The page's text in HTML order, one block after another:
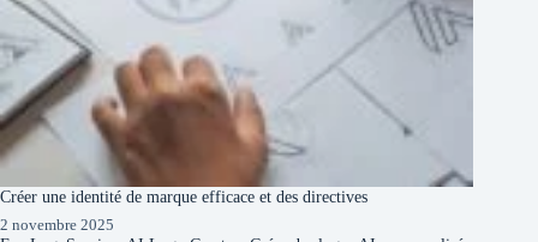
Créer une identité de marque efficace et des directives
2 novembre 2025